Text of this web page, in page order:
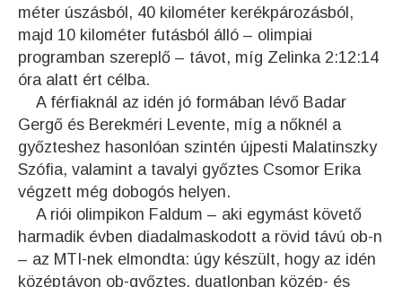
méter úszásból, 40 kilométer kerékpározásból,
majd 10 kilométer futásból álló – olimpiai
programban szereplő – távot, míg Zelinka 2:12:14
óra alatt ért célba.
A férfiaknál az idén jó formában lévő Badar
Gergő és Berekméri Levente, míg a nőknél a
győzteshez hasonlóan szintén újpesti Malatinszky
Szófia, valamint a tavalyi győztes Csomor Erika
végzett még dobogós helyen.
A riói olimpikon Faldum – aki egymást követő
harmadik évben diadalmaskodott a rövid távú ob-n
– az MTI-nek elmondta: úgy készült, hogy az idén
középtávon ob-győztes, duatlonban közép- és